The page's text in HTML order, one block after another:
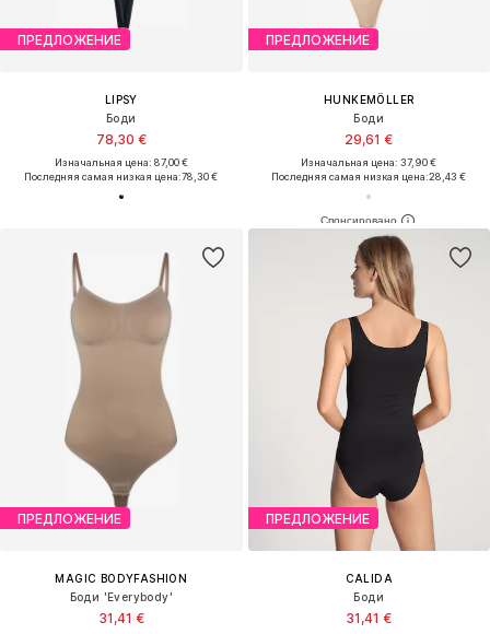
ПРЕДЛОЖЕНИЕ
LIPSY
Боди
78,30 €
Изначальная цена: 87,00 €
Последняя самая низкая цена:78,30 €
ПРЕДЛОЖЕНИЕ
HUNKEMÖLLER
Боди
29,61 €
Изначальная цена: 37,90 €
Последняя самая низкая цена:28,43 €
ПРЕДЛОЖЕНИЕ
MAGIC BODYFASHION
Боди 'Everybody'
31,41 €
ПРЕДЛОЖЕНИЕ
CALIDA
Боди
31,41 €